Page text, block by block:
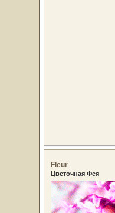
Fleur
Цветочная Фея